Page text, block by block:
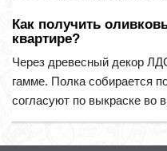
Как получить
квартире?
Через древесный декор
гамме. Полка собирается
согласуют по выкраске во